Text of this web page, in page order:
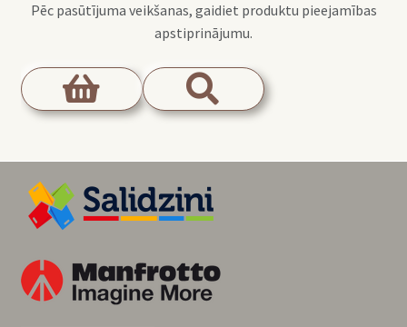
Pēc pasūtījuma veikšanas, gaidiet produktu pieejamības
apstiprinājumu.